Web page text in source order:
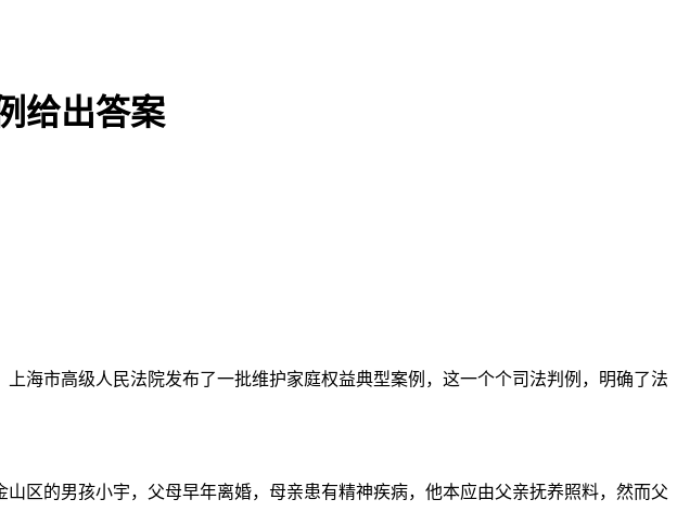
给出答案
市高级人民法院发布了一批维护家庭权益典型案例，这一个个司法判例，明确了法
的男孩小宇，父母早年离婚，母亲患有精神疾病，他本应由父亲抚养照料，然而父